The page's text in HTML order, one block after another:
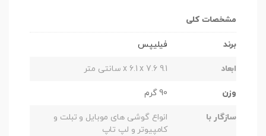
مشخصات کلی
برند فیلیپس
ابعاد 9.1 x 6.1 x 7.6 سانتی متر
وزن 90 گرم
سازگار با
انواع گوشی های موبایل و تبلت و
کامپیوتر و لپ تاپ